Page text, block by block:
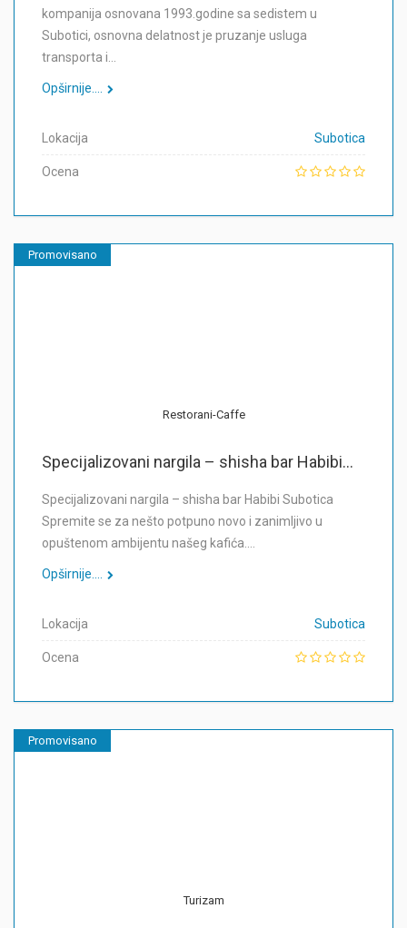
kompanija osnovana 1993.godine sa sedistem u
Subotici, osnovna delatnost je pruzanje usluga
transporta i…
Opširnije....
Lokacija Subotica
Ocena
Promovisano
Restorani-Caffe
Specijalizovani nargila – shisha bar Habibi...
Specijalizovani nargila – shisha bar Habibi Subotica
Spremite se za nešto potpuno novo i zanimljivo u
opuštenom ambijentu našeg kafića.…
Opširnije....
Lokacija Subotica
Ocena
Promovisano
Turizam